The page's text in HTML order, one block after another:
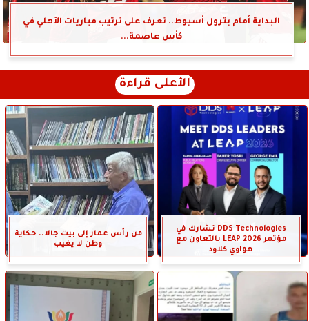
البداية أمام بترول أسيوط.. تعرف على ترتيب مباريات الأهلي في
كأس عاصمة...
الأعلى قراءة
DDS Technologies تشارك في
مؤتمر LEAP 2026 بالتعاون مع
هواوي كلاود
من رأس عمار إلى بيت جالا.. حكاية
وطن لا يغيب